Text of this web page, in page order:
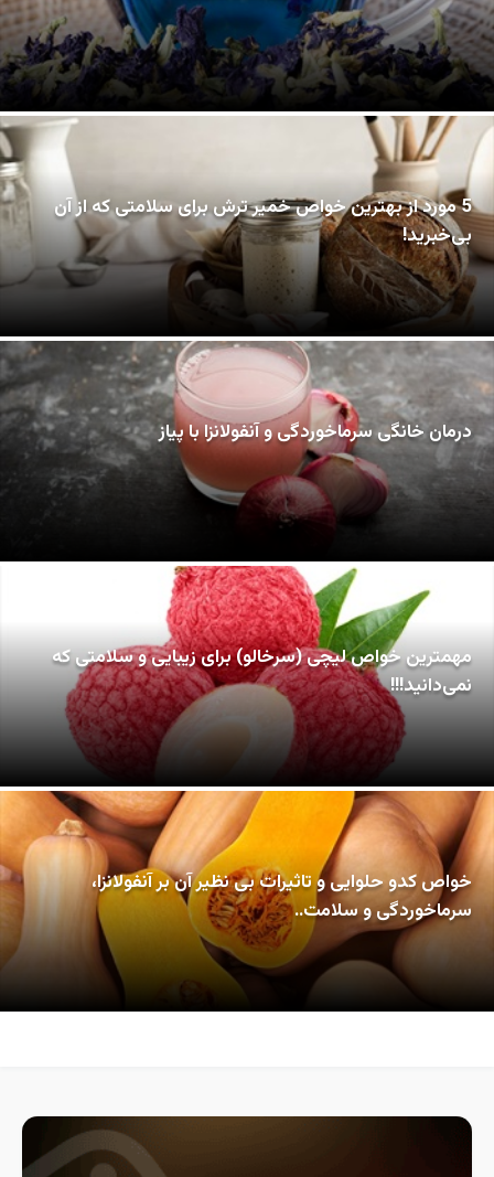
5 مورد از بهترین خواص خمیر ترش برای سلامتی که از آن
بی‌خبرید!
درمان خانگی سرماخوردگی و آنفولانزا با پیاز
مهمترین خواص لیچی (سرخالو) برای زیبایی و سلامتی که
نمی‌دانید!!!
خواص کدو حلوایی و تاثیرات بی نظیر آن بر آنفولانزا،
سرماخوردگی و سلامت..